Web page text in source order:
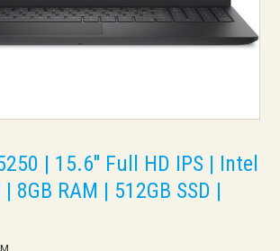
| 15.6'' Full HD IPS | Intel
8GB RAM | 512GB SSD |